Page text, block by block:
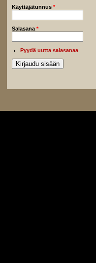
Käyttäjätunnus *
Salasana *
Pyydä uutta salasanaa